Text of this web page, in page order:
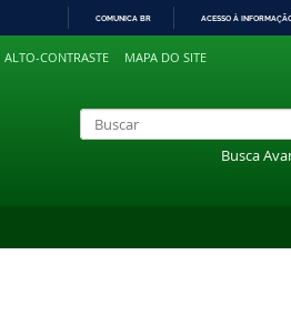
COMUNICA BR ACESSO À
ALTO-CONTRASTE MAPA DO SITE
Busca